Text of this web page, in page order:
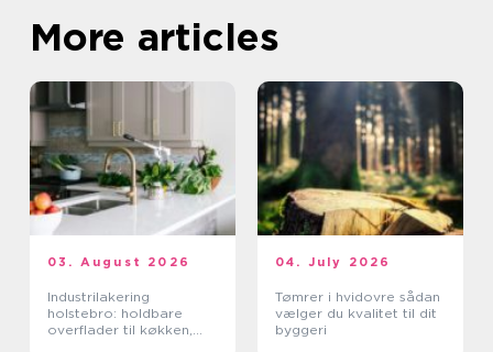
More articles
03. August 2026
Industrilakering
holstebro: holdbare
overflader til køkken,
04. July 2026
Tømrer i hvidovre sådan
vælger du kvalitet til dit
byggeri